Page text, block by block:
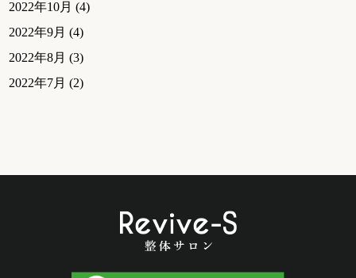
2022年10月 (4)
2022年9月 (4)
2022年8月 (3)
2022年7月 (2)